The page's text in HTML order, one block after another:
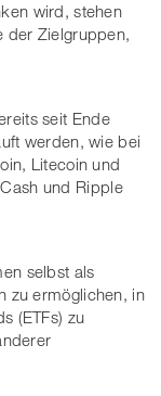
wird, stehen
der Zielgruppen,
seit Ende
werden, wie bei
Litecoin und
und Ripple
selbst als
zu ermöglichen, in
(ETFs) zu